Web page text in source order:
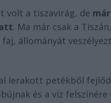
volt a tiszavirág, de
. Ma már csak a
állományát
lerakott petékből
és a víz felszínére